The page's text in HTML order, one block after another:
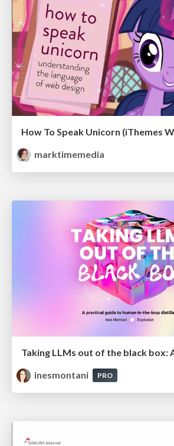
How To Speak Unicorn (iThemes
marktimemedia
inesmontani
PRO